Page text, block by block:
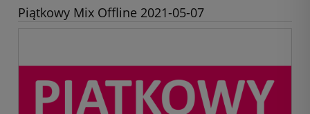
Piątkowy Mix Offline 2021-05-07